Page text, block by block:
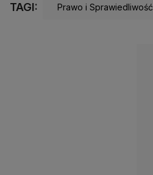
TAGI: Prawo i Sprawiedliwość